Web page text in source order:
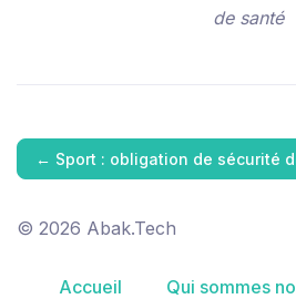
de santé
← Sport : obligation de sécurité
© 2026 Abak.Tech
Accueil Qui sommes